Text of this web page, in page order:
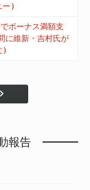
ー)
ボーナス満額支
に維新・吉村氏が
)
報告